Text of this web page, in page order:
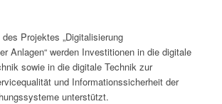
Projektes „Digitalisierung
Anlagen“ werden Investitionen in die digitale
sowie in die digitale Technik zur
und Informationssicherheit der
unterstützt.